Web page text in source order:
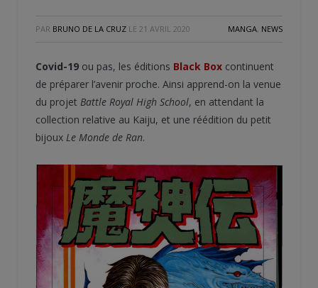
PAR BRUNO DE LA CRUZ LE 21 AVRIL 2020 MANGA, NEWS
Covid-19 ou pas, les éditions Black Box continuent
de préparer l’avenir proche. Ainsi apprend-on la venue
du projet Battle Royal High School, en attendant la
collection relative au Kaiju, et une réédition du petit
bijoux Le Monde de Ran.